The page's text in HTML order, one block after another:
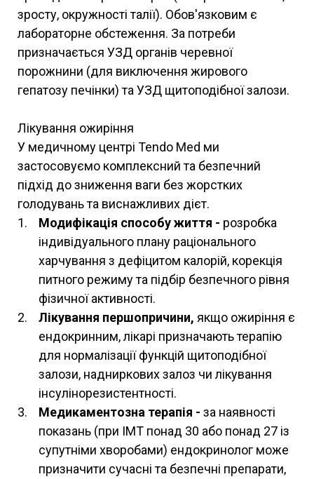
зросту, окружності талії). Обов'язковим є
лабораторне обстеження. За потреби
призначається УЗД органів черевної
порожнини (для виключення жирового
гепатозу печінки) та УЗД щитоподібної залози.
Лікування ожиріння
У медичному центрі Tendo Med ми
застосовуємо комплексний та безпечний
підхід до зниження ваги без жорстких
голодувань та виснажливих дієт.
Модифікація способу життя - розробка
індивідуального плану раціонального
харчування з дефіцитом калорій, корекція
питного режиму та підбір безпечного рівня
фізичної активності.
Лікування першопричини, якщо ожиріння є
ендокринним, лікарі призначають терапію
для нормалізації функцій щитоподібної
залози, надниркових залоз чи лікування
інсулінорезистентності.
Медикаментозна терапія - за наявності
показань (при ІМТ понад 30 або понад 27 із
супутніми хворобами) ендокринолог може
призначити сучасні та безпечні препарати,